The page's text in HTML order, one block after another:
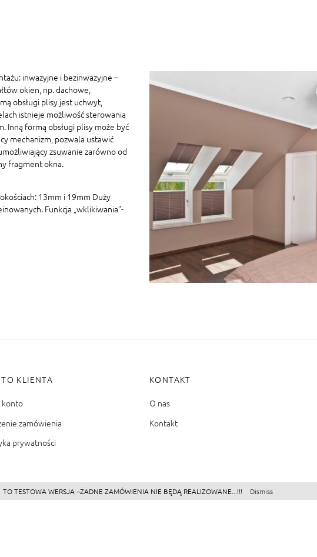
inwazyjne i bezinwazyjne –
okien, np. dachowe,
obsługi plisy jest uchwyt,
istnieje możliwość sterowania
Inną formą obsługi plisy może być
mechanizm, pozwala ustawić
zsuwanie zarówno od
fragment okna.
13mm i 19mm Duży
Funkcja „wklikiwania”-
KLIENTA
konto
zamówienia
prywatności
KONTAKT
O nas
Kontakt
TO TESTOWA WERSJA --ŻADNE ZAMÓWIENIA NIE BĘDĄ REALIZOWANE...!!! Dismiss